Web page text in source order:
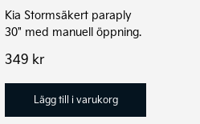
Kia Stormsäkert paraply
30" med manuell öppning.
349 kr
Lägg till i varukorg